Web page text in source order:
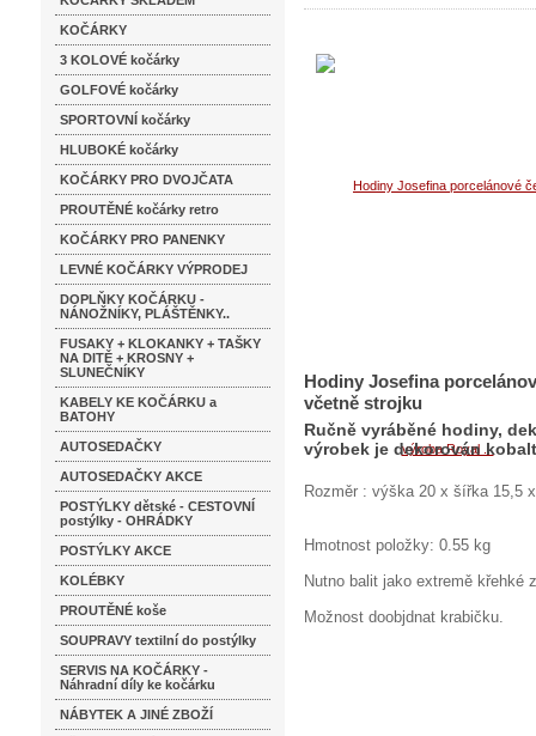
KOČÁRKY
3 KOLOVÉ kočárky
GOLFOVÉ kočárky
SPORTOVNÍ kočárky
HLUBOKÉ kočárky
KOČÁRKY PRO DVOJČATA
PROUTĚNÉ kočárky retro
KOČÁRKY PRO PANENKY
LEVNÉ KOČÁRKY VÝPRODEJ
DOPLŇKY KOČÁRKU -
NÁNOŽNÍKY, PLÁŠTĚNKY..
FUSAKY + KLOKANKY + TAŠKY
NA DITĚ + KROSNY +
SLUNEČNÍKY
KABELY KE KOČÁRKU a
BATOHY
AUTOSEDAČKY
AUTOSEDAČKY AKCE
POSTÝLKY dětské - CESTOVNÍ
postýlky - OHRÁDKY
POSTÝLKY AKCE
KOLÉBKY
PROUTĚNÉ koše
SOUPRAVY textilní do postýlky
SERVIS NA KOČÁRKY -
Náhradní díly ke kočárku
NÁBYTEK A JINÉ ZBOŽÍ
Hodiny Josefina
včetně strojku
Ručně vyráběné hodiny,
výrobek je dekorován
Rozměr : výška 20 x šířka 15,5
Hmotnost položky: 0.55 kg
Nutno balit jako extremě křehké
Možnost doobjdnat krabičku.